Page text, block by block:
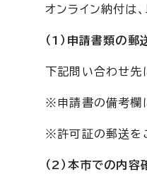
オンライン納付は
（1）申請書類の郵
下記問い合わせ先
※申請書の備考欄
※許可証の郵送を
（2）本市での内容